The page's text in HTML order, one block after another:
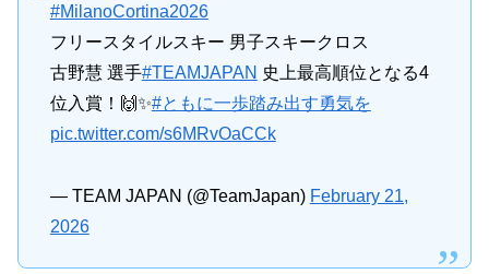
#MilanoCortina2026
フリースタイルスキー 男子スキークロス
古野慧 選手#TEAMJAPAN 史上最高順位となる4
位入賞！🙌✨#ともに一歩踏み出す勇気を
pic.twitter.com/s6MRvOaCCk
— TEAM JAPAN (@TeamJapan) February 21,
2026